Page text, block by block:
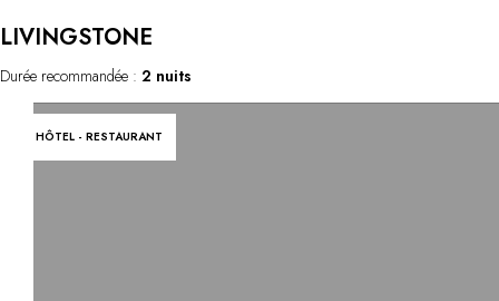
Durée recommandée : 2 nuits
LIVINGSTONE
HÔTEL - RESTAURANT